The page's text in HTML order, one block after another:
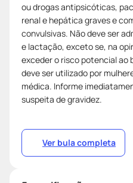
ou drogas antipsicóticas,
renal e hepática graves e
convulsivas. Não deve ser
e lactação, exceto se, na
exceder o risco potencial ao
deve ser utilizado por
médica. Informe
suspeita de gravidez.
Ver bula completa